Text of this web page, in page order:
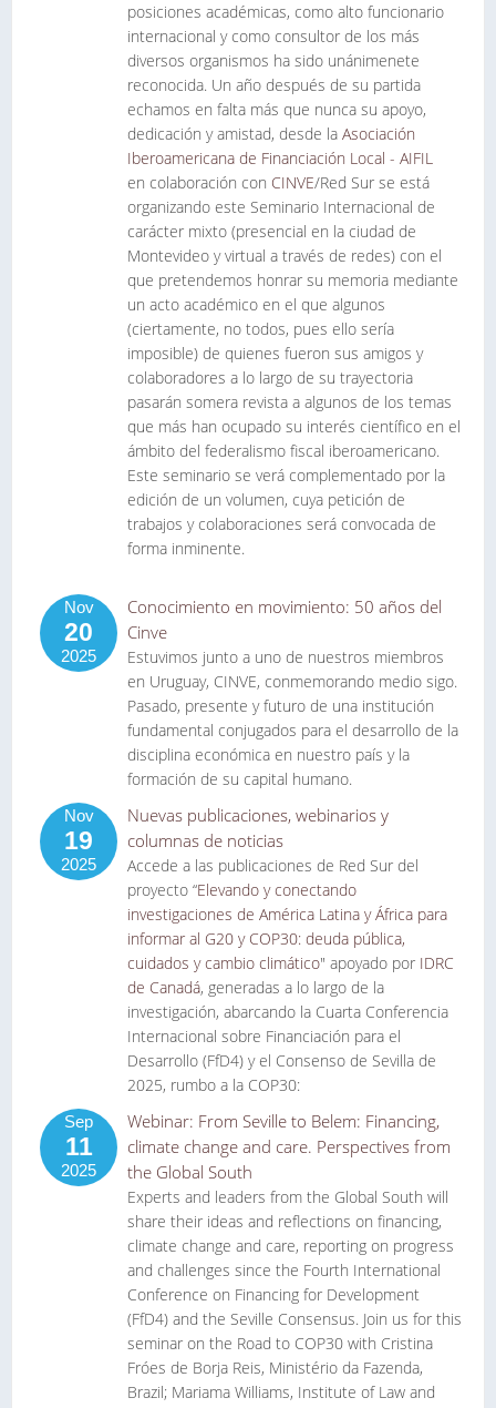
posiciones académicas, como alto funcionario
internacional y como consultor de los más
diversos organismos ha sido unánimenete
reconocida. Un año después de su partida
echamos en falta más que nunca su apoyo,
dedicación y amistad, desde la Asociación
Iberoamericana de Financiación Local - AIFIL
en colaboración con CINVE/Red Sur se está
organizando este Seminario Internacional de
carácter mixto (presencial en la ciudad de
Montevideo y virtual a través de redes) con el
que pretendemos honrar su memoria mediante
un acto académico en el que algunos
(ciertamente, no todos, pues ello sería
imposible) de quienes fueron sus amigos y
colaboradores a lo largo de su trayectoria
pasarán somera revista a algunos de los temas
que más han ocupado su interés científico en el
ámbito del federalismo fiscal iberoamericano.
Este seminario se verá complementado por la
edición de un volumen, cuya petición de
trabajos y colaboraciones será convocada de
forma inminente.
Nov
20
2025
Conocimiento en movimiento: 50 años del
Cinve
Estuvimos junto a uno de nuestros miembros
en Uruguay, CINVE, conmemorando medio sigo.
Pasado, presente y futuro de una institución
fundamental conjugados para el desarrollo de la
disciplina económica en nuestro país y la
formación de su capital humano.
Nov
19
2025
Nuevas publicaciones, webinarios y
columnas de noticias
Accede a las publicaciones de Red Sur del
proyecto “Elevando y conectando
investigaciones de América Latina y África para
informar al G20 y COP30: deuda pública,
cuidados y cambio climático" apoyado por IDRC
de Canadá, generadas a lo largo de la
investigación, abarcando la Cuarta Conferencia
Internacional sobre Financiación para el
Desarrollo (FfD4) y el Consenso de Sevilla de
2025, rumbo a la COP30:
Sep
11
2025
Webinar: From Seville to Belem: Financing,
climate change and care. Perspectives from
the Global South
Experts and leaders from the Global South will
share their ideas and reflections on financing,
climate change and care, reporting on progress
and challenges since the Fourth International
Conference on Financing for Development
(FfD4) and the Seville Consensus. Join us for this
seminar on the Road to COP30 with Cristina
Fróes de Borja Reis, Ministério da Fazenda,
Brazil; Mariama Williams, Institute of Law and